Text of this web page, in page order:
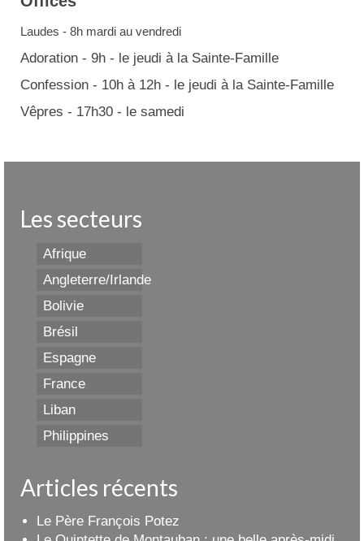
Laudes - 8h mardi au vendredi
Adoration - 9h - le jeudi à la Sainte-Famille
Confession - 10h à 12h - le jeudi à la Sainte-Famille
Vêpres - 17h30 - le samedi
Les secteurs
Afrique
Angleterre/Irlande
Bolivie
Brésil
Espagne
France
Liban
Philippines
Articles récents
Le Père François Potez